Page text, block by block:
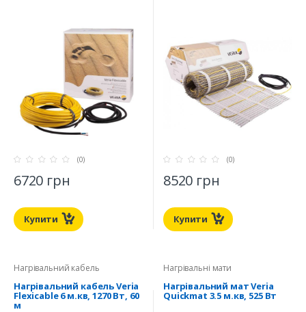
(0)
6720 грн
Купити
(0)
8520 грн
Купити
Нагрівальний кабель
Нагрівальний кабель Veria
Flexicable 6 м.кв, 1270 Вт, 60
м
Нагрівальні мати
Нагрівальний мат Veria
Quickmat 3.5 м.кв, 525 Вт